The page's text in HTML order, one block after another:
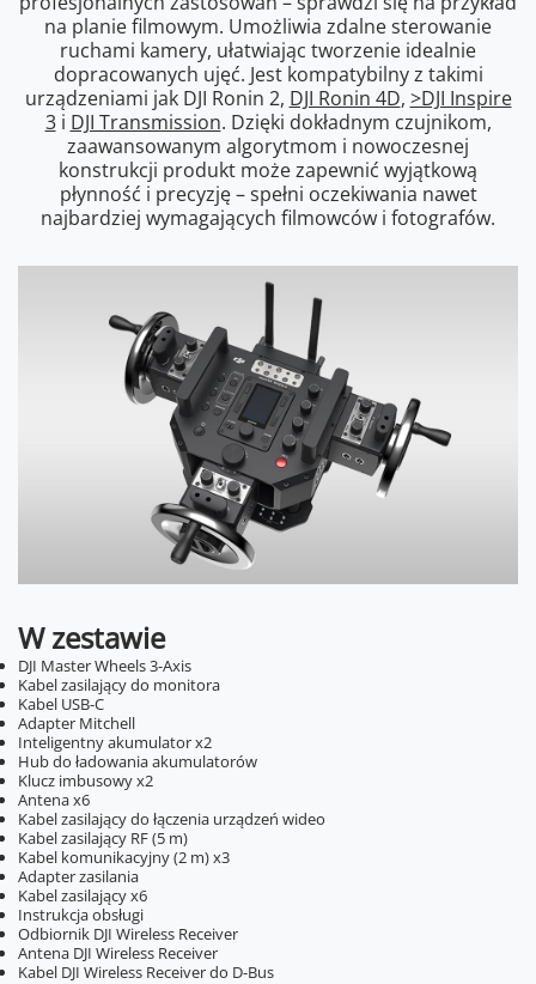
na planie filmowym. Umożliwia zdalne sterowanie
ruchami kamery, ułatwiając tworzenie idealnie
dopracowanych ujęć. Jest kompatybilny z takimi
urządzeniami jak DJI Ronin 2, DJI Ronin 4D, >DJI Inspire
3i DJI Transmission. Dzięki dokładnym czujnikom,
zaawansowanym algorytmom i nowoczesnej
konstrukcji produkt może zapewnić wyjątkową
płynność i precyzję – spełni oczekiwania nawet
najbardziej wymagających filmowców i fotografów.
W zestawie
DJI Master Wheels 3-Axis
Kabel zasilający do monitora
Kabel USB-C
Adapter Mitchell
Inteligentny akumulator x2
Hub do ładowania akumulatorów
Klucz imbusowy x2
Antena x6
Kabel zasilający do łączenia urządzeń wideo
Kabel zasilający RF (5 m)
Kabel komunikacyjny (2 m) x3
Adapter zasilania
Kabel zasilający x6
Instrukcja obsługi
Odbiornik DJI Wireless Receiver
Antena DJI Wireless Receiver
Kabel DJI Wireless Receiver do D-Bus